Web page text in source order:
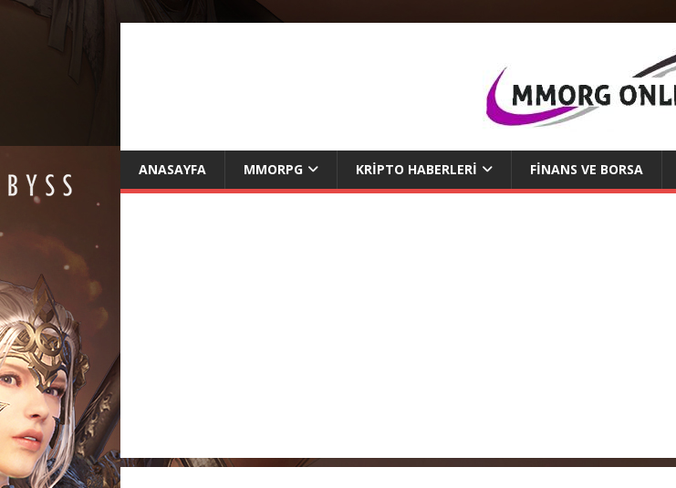
ANASAYFA MMORPG KRIPTO HABERLERI FINANS VE BORSA